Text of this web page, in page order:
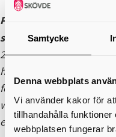
Samtycke
Denna webbplats
Vi använder kakor för
tillhandahålla
webbplatsen fungerar
Programpunkten är en
stormar
2026 kommer inte likna
historia. Tillsammans
följeforskare kommer
workshops och socialt
ett konstmuseum är och